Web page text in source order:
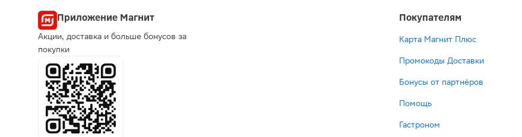
Приложение Магнит
Акции, доставка и больше бонусов за
покупки
Покупателям
Карта Магнит Плюс
Промокоды Доставки
Бонусы от партнёров
Помощь
Гастроном